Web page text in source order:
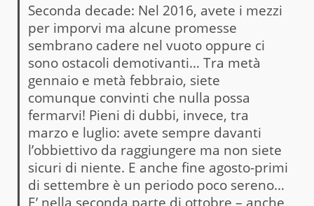
Seconda decade: Nel 2016, avete i mezzi
per imporvi ma alcune promesse
sembrano cadere nel vuoto oppure ci
sono ostacoli demotivanti… Tra metà
gennaio e metà febbraio, siete
comunque convinti che nulla possa
fermarvi! Pieni di dubbi, invece, tra
marzo e luglio: avete sempre davanti
l’obbiettivo da raggiungere ma non siete
sicuri di niente. E anche fine agosto-primi
di settembre è un periodo poco sereno…
E’ nella seconda parte di ottobre – anche